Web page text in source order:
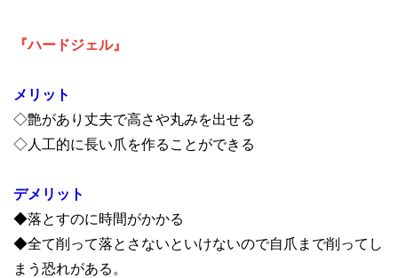
『ハードジェル』
メリット
◇艶があり丈夫で高さや丸みを出せる
◇人工的に長い爪を作ることができる
デメリット
◆落とすのに時間がかかる
◆全て削って落とさないといけないので自爪まで削ってし
まう恐れがある。